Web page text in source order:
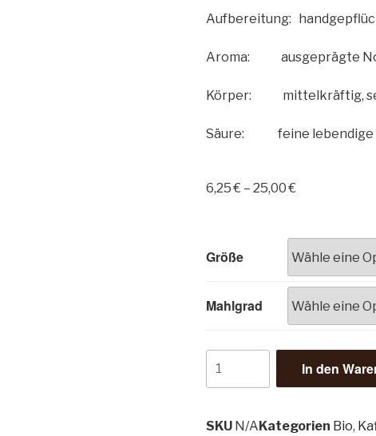
Aufbereitung:
Aroma: ausgeprägte
Körper: mittelkräftig,
Säure: feine lebendige
6,25€ – 25,00€
Größe
Mahlgrad
In den
SKU N/A Kategorien Bio,